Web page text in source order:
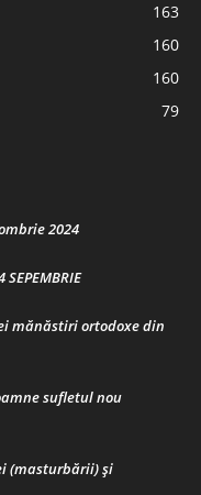
163
160
160
79
2024
SEPEMBRIE
mănăstiri ortodoxe din
sufletul nou
(masturbării) şi